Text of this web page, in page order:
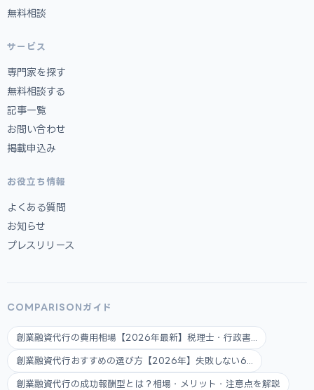
無料相談
サービス
専門家を探す
無料相談する
記事一覧
お問い合わせ
掲載申込み
お役立ち情報
よくある質問
お知らせ
プレスリリース
COMPARISONガイド
創業融資代行の費用相場【2026年最新】税理士・行政書...
創業融資代行おすすめの選び方【2026年】失敗しない6...
創業融資代行の成功報酬型とは？相場・メリット・注意点を解説